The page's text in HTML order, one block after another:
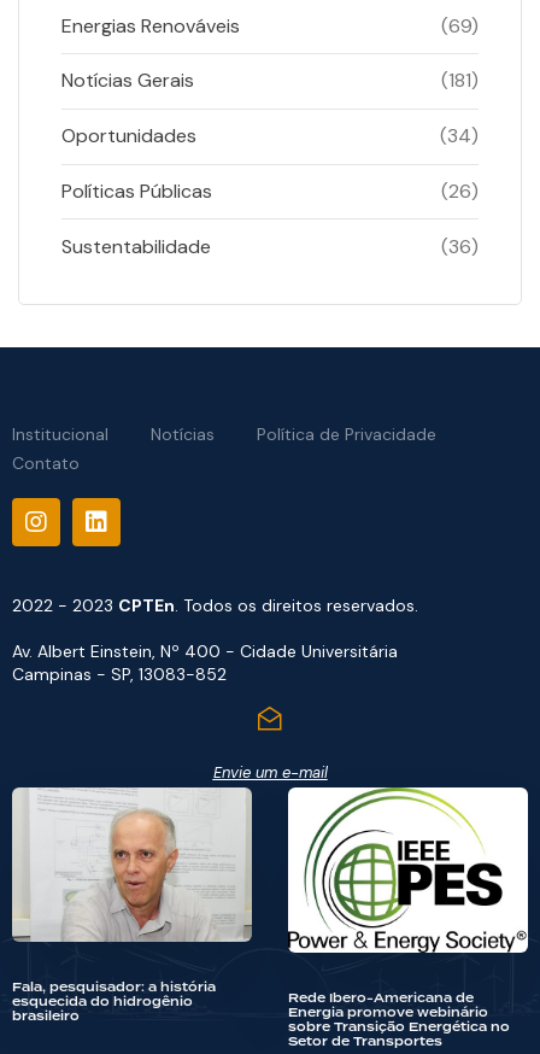
Energias Renováveis (69)
Notícias Gerais (181)
Oportunidades (34)
Políticas Públicas (26)
Sustentabilidade (36)
Institucional Notícias
Política de Privacidade
Contato
2022 - 2023 CPTEn. Todos os direitos reservados.
Av. Albert Einstein, Nº 400 - Cidade Universitária
Campinas - SP, 13083-852
Envie um e-mail
Fala, pesquisador: a história
esquecida do hidrogênio
brasileiro
Rede Ibero-Americana de
Energia promove webinário
sobre Transição Energética no
Setor de Transportes